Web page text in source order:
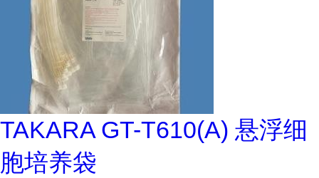
TAKARA GT-T610(A) 悬浮细
胞培养袋